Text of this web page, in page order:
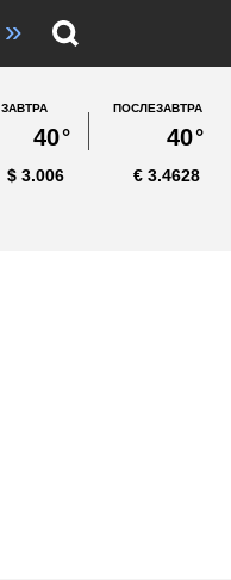
»
ЗАВТРА
40°
ПОСЛЕЗАВТРА
40°
3.006
$ 3.4628
€